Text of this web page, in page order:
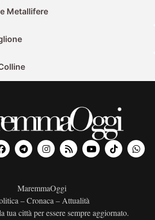
Metallifere
MaremmaOggi
– Cronaca – Attualità
tua città per essere sempre aggiornato.